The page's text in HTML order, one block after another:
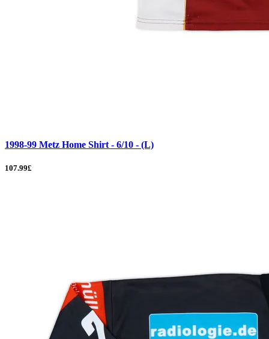
1998-99 Metz Home Shirt - 6/10 - (L)
107.99£